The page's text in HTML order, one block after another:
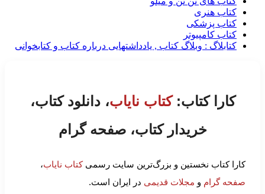
کتاب هنری
کتاب پزشکی
کتاب کامپیوتر
کتابلاگ : وبلاگ کتاب , یادداشتهایی درباره کتاب و کتابخوانی
کارا کتاب:کتاب نایاب، دانلود کتاب،
خریدار کتاب، صفحه گرام
کارا کتاب نخستین و بزرگ‌ترین سایت رسمیکتاب نایاب،
صفحه گرام و مجلات قدیمی در ایران است.